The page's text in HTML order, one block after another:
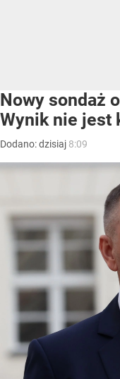
Nowy sondaż
Wynik nie jest
Dodano:dzisiaj 8:09